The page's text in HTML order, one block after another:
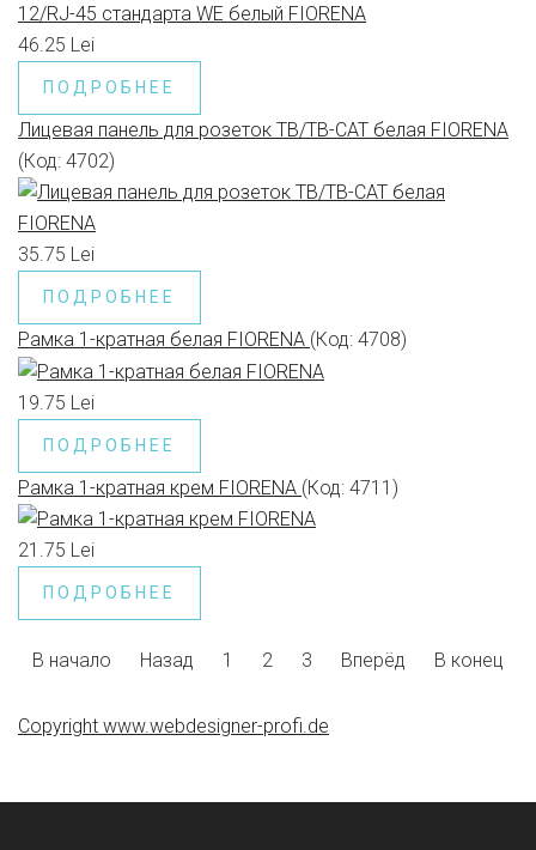
46.25 Lei
ПОДРОБНЕЕ
Лицевая панель для розеток ТВ/ТВ-САТ белая FIORENA
(Код: 4702)
35.75 Lei
ПОДРОБНЕЕ
Рамка 1-кратная белая FIORENA (Код: 4708)
19.75 Lei
ПОДРОБНЕЕ
Рамка 1-кратная крем FIORENA (Код: 4711 )
21.75 Lei
ПОДРОБНЕЕ
В начало Назад 1 2 3 Вперёд В конец
Copyright www.webdesigner-profi.de